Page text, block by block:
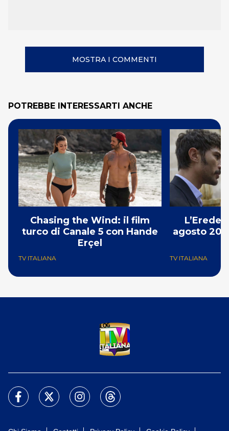
MOSTRA I COMMENTI
POTREBBE INTERESSARTI ANCHE
Chasing the Wind: il film
turco di Canale 5 con Hande
Erçel
TV ITALIANA
agosto
TV ITALIANA